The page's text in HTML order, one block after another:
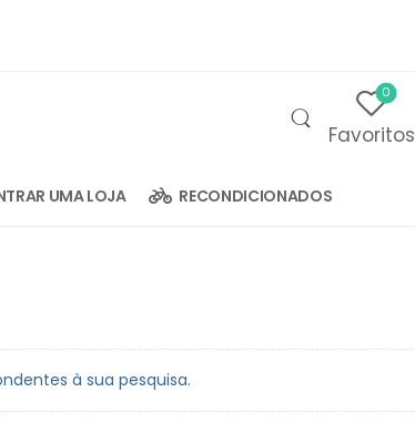
0
Favoritos
UMA LOJA RECONDICIONADOS
à sua pesquisa.